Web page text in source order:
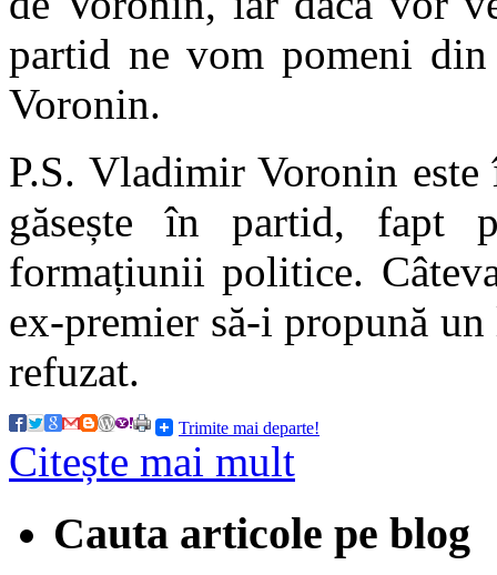
partid ne vom pomeni
Voronin.
P.S. Vladimir Voronin
găsește în partid, fapt
formațiunii politice.
ex-premier să-i propună
refuzat.
Trimite mai departe!
Citește mai mult
Cauta articole pe blog